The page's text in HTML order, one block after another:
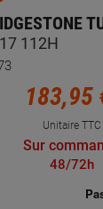
112H
183,95
Unitaire TTC
Sur
48/72h